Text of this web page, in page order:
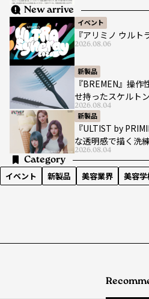
New arrive
イベント
『アリミノ ウルト
2026.08.06
新製品
『BREMEN』操
せ持ったスケルト
2026.08.04
新製品
『ULTIST by
な透明感で描く洗
2026.08.04
Category
イベント 新製品 美容業界 美容